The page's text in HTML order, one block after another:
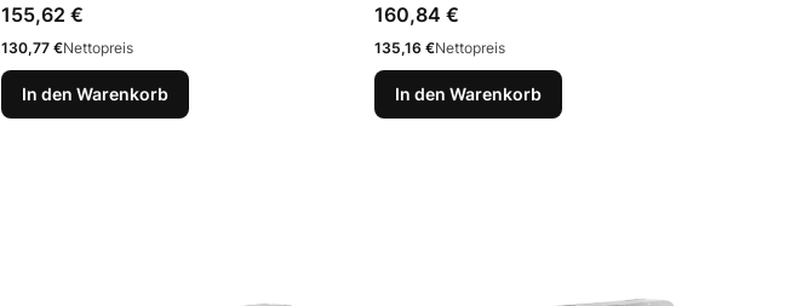
Preis
155,62 €
Preis
130,77 €Nettopreis
In den Warenkorb
Preis
160,84 €
Preis
135,16 €Nettopreis
In den Warenkorb